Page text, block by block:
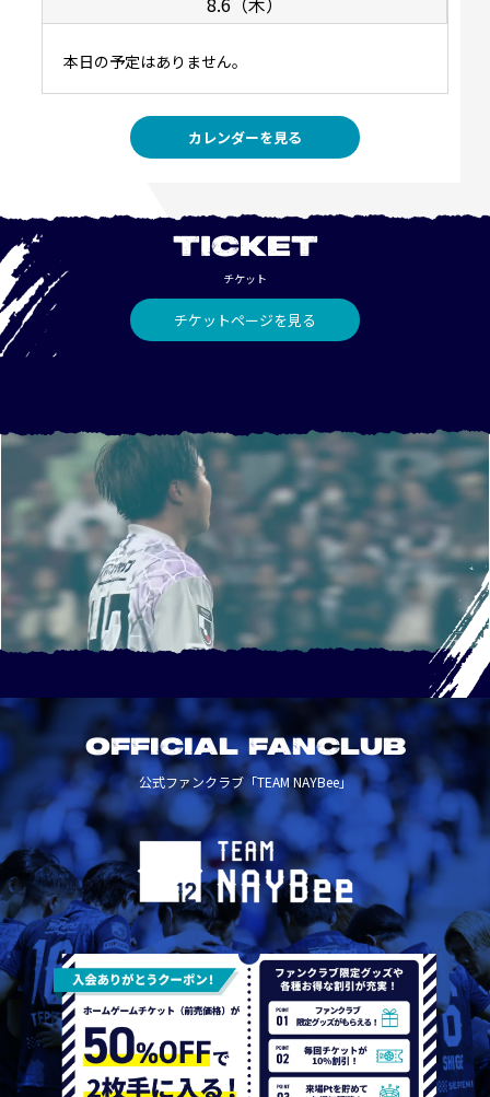
本日の予定はありません。
カレンダーを見る
TICKET
チケット
チケットページを見る
OFFICIAL FANCLUB
公式ファンクラブ「TEAM NAYBee」